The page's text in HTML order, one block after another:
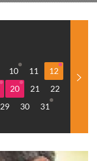
10 11
12
20 21
22
29 30 31